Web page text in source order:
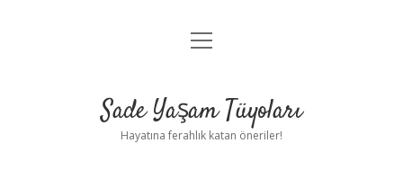
Anasayfa
Yasal Uyarı
menüyü
Sade Yaşam Tüyoları
Hayatına ferahlık katan öneriler!